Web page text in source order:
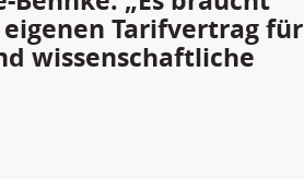
Tarifvertrag für
wissenschaftliche